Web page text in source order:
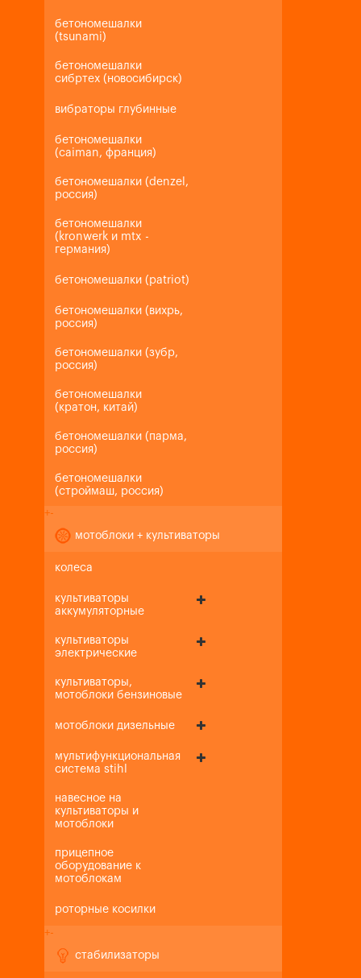
бетономешалки
(tsunami)
бетономешалки
сибртех (новосибирск)
вибраторы глубинные
бетономешалки
(caiman, франция)
бетономешалки (denzel,
россия)
бетономешалки
(kronwerk и mtx -
германия)
бетономешалки (patriot)
бетономешалки (вихрь,
россия)
бетономешалки (зубр,
россия)
бетономешалки
(кратон, китай)
бетономешалки (парма,
россия)
бетономешалки
(строймаш, россия)
+-
мотоблоки + культиваторы
колеса
культиваторы
аккумуляторные
культиваторы
электрические
культиваторы,
мотоблоки бензиновые
мотоблоки дизельные
мультифункциональная
система stihl
навесное на
культиваторы и
мотоблоки
прицепное
оборудование к
мотоблокам
роторные косилки
+-
стабилизаторы